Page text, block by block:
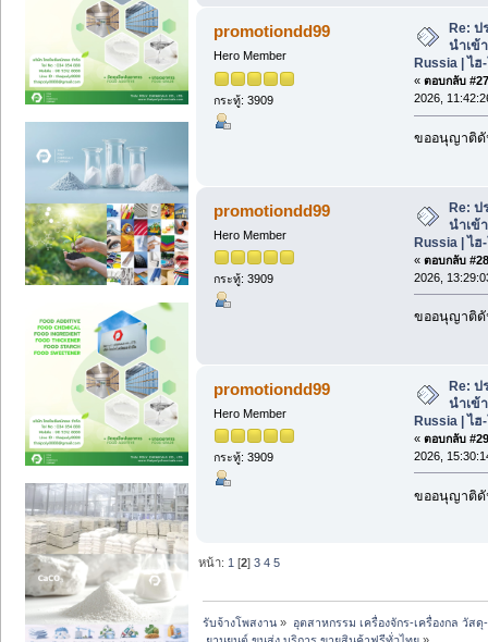
promotiondd99
Hero Member
กระทู้: 3909
Re: ป
นำเข้
Russia | ไฮ
« ตอบกลับ
2026,
ขออนุญาติ
promotiondd99
Hero Member
กระทู้: 3909
Re: ป
นำเข้
Russia | ไฮ
« ตอบกลับ
2026,
ขออนุญาติ
promotiondd99
Hero Member
กระทู้: 3909
Re: ป
นำเข้
Russia | ไฮ
« ตอบกลับ
2026,
ขออนุญาติ
หน้า: 1 [2]3 4 5
รับจ้างโพสงาน » อุตสาหกรรม เครื่องจักร-เครื่องกล วัส